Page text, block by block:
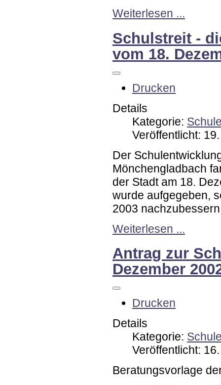
Weiterlesen ...
Schulstreit -
vom 18.
Drucken
Details
Kategorie:
Veröffentlicht:
Der
Mönchengladbach
der Stadt am 18.
wurde aufgegeben,
2003
Weiterlesen ...
Antrag zur
Dezember
Drucken
Details
Kategorie:
Veröffentlicht:
Beratungsvorlage